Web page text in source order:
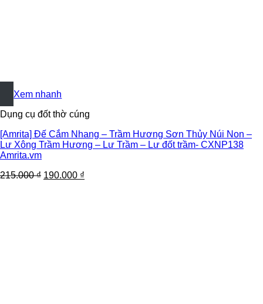
+
Xem nhanh
Dụng cụ đốt thờ cúng
[Amrita] Đế Cắm Nhang – Trầm Hương Sơn Thủy Núi Non –
Lư Xông Trầm Hương – Lư Trầm – Lư đốt trầm- CXNP138
Amrita.vm
215.000₫ 190.000 ₫